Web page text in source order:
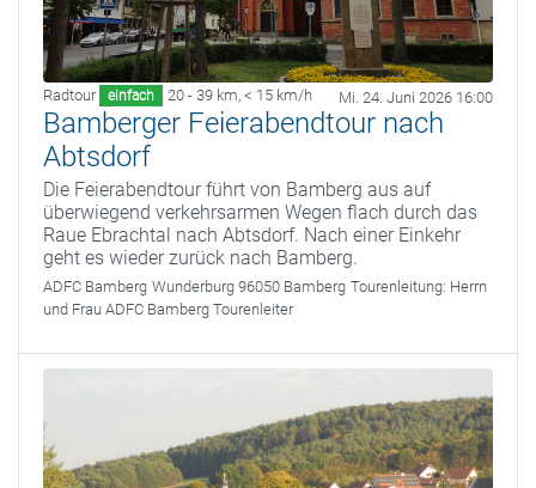
Radtour einfach 20 - 39 km, < 15 km/h Mi. 24. Juni 2026 16:00
Bamberger Feierabendtour nach
Abtsdorf
Die Feierabendtour führt von Bamberg aus auf
überwiegend verkehrsarmen Wegen flach durch das
Raue Ebrachtal nach Abtsdorf. Nach einer Einkehr
geht es wieder zurück nach Bamberg.
ADFC Bamberg Wunderburg 96050 Bamberg Tourenleitung: Herrn
und Frau ADFC Bamberg Tourenleiter